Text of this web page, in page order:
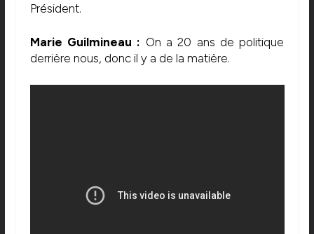
Président.
Marie Guilmineau : On a 20 ans de politique
derrière nous, donc il y a de la matière.